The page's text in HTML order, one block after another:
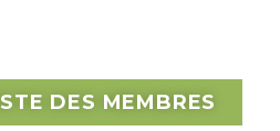
DES MEMBRES